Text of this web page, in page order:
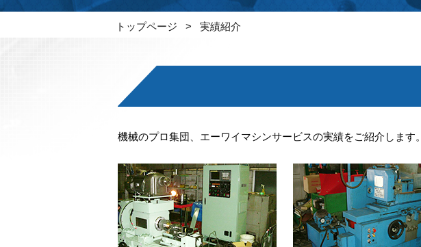
トップページ > 実績紹介
機械のプロ集団、エーワイマシンサービスの実績をご紹介します。